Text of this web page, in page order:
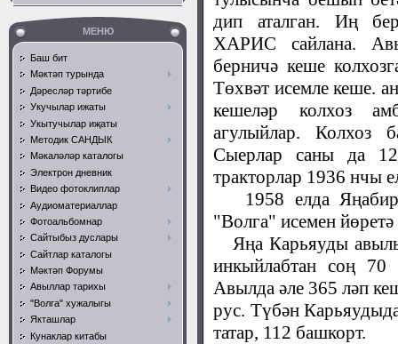
МЕНЮ
Баш бит
Мәктәп турында
Дәресләр тәртибе
Укучылар ижаты
Укытучылар иҗаты
Методик САНДЫК
Мәкаләләр каталогы
Электрон дневник
Видео фотоклиплар
Аудиоматериаллар
Фотоальбомнар
Сайтыбыз дуслары
Сайтлар каталогы
Мәктәп Форумы
Авыллар тарихы
"Волга" хужалыгы
Якташлар
Кунаклар китабы
дип аталган. Иң
ХАРИС сайлана.
берничә кеше
Төхвәт исемле кеше.
кешеләр колхоз
агулыйлар. Колхоз
Сыерлар саны да 12
тракторлар 1936 нчы
1958 елда
"Волга" исемен
Яңа Карьяуды
инкыйлабтан соң
Авылда әле 365 ләп
рус. Түбән
татар, 112 башкорт.